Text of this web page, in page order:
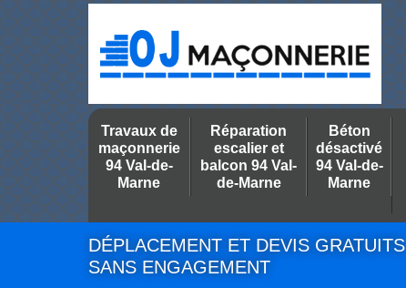
Travaux de
maçonnerie
94 Val-de-
Marne
Réparation
escalier et
balcon 94 Val-
de-Marne
Béton
désactivé
94 Val-de-
Marne
DÉPLACEMENT ET DEVIS GRATUITS
SANS ENGAGEMENT